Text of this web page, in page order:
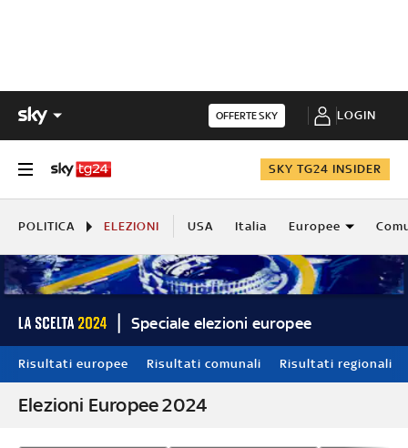
OFFERTE SKY LOGIN
SKY TG24 INSIDER
POLITICA ELEZIONI USA Italia Europee
Speciale elezioni europee
Risultati europee Risultati comunali Risultati regionali
Elezioni Europee 2024